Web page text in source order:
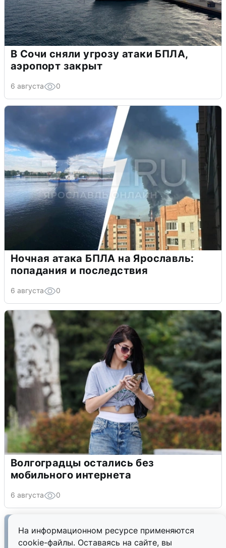
На информационном ресурсе применяются
cookie-файлы. Оставаясь на сайте, вы
В Сочи сняли угрозу атаки БПЛА,
аэропорт закрыт
6 августа 0
Ночная атака БПЛА на Ярославль:
попадания и последствия
6 августа 0
Волгоградцы остались без
мобильного интернета
6 августа 0